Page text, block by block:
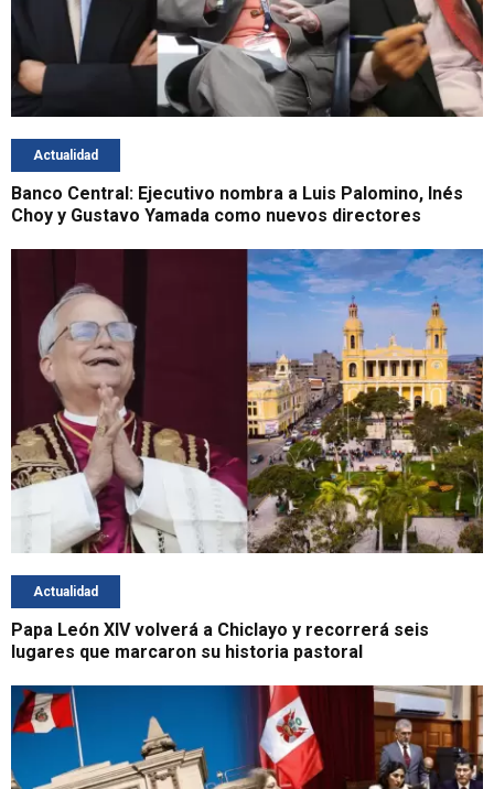
Actualidad
Banco Central: Ejecutivo nombra a Luis Palomino, Inés
Choy y Gustavo Yamada como nuevos directores
Actualidad
Papa León XIV volverá a Chiclayo y recorrerá seis
lugares que marcaron su historia pastoral